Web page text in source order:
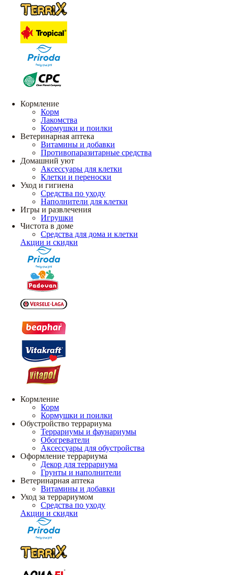
Кормление
Корм
Лакомства
Кормушки и поилки
Ветеринарная аптека
Витамины и добавки
Противопаразитарные средства
Домашний уют
Аксессуары для клетки
Клетки и переноски
Уход и гигиена
Средства по уходу
Наполнители для клетки
Игры и развлечения
Игрушки
Чистота в доме
Средства для дома и клетки
Акции и скидки
Кормление
Корм
Кормушки и поилки
Обустройство террариума
Террариумы и фаунариумы
Обогреватели
Аксессуары для обустройства
Оформление террариума
Декор для террариума
Грунты и наполнители
Ветеринарная аптека
Витамины и добавки
Уход за террариумом
Средства по уходу
Акции и скидки